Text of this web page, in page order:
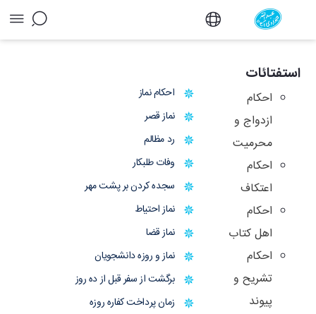
آرشیو استفتائات و توضیح المسائل - دفتر
استفتائات
احکام
ازدواج و
محرمیت
احکام
اعتکاف
احکام
اهل کتاب
احکام
تشریح و
پیوند
احکام نماز
نماز قصر
رد مظالم
وفات طلبکار
سجده کردن بر پشت مهر
نماز احتیاط
نماز قضا
نماز و روزه دانشجویان
برگشت از سفر قبل از ده روز
زمان پرداخت کفاره روزه